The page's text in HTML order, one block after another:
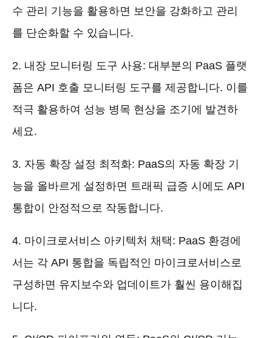
수 관리 기능을 활용하면 보안을 강화하고 관리
를 단순화할 수 있습니다.
2. 내장 모니터링 도구 사용: 대부분의 PaaS 플랫
폼은 API 호출 모니터링 도구를 제공합니다. 이를
적극 활용하여 성능 병목 현상을 조기에 발견하
세요.
3. 자동 확장 설정 최적화: PaaS의 자동 확장 기
능을 올바르게 설정하면 트래픽 급증 시에도 API
통합이 안정적으로 작동합니다.
4. 마이크로서비스 아키텍처 채택: PaaS 환경에
서는 각 API 통합을 독립적인 마이크로서비스로
구성하면 유지보수와 업데이트가 훨씬 용이해집
니다.